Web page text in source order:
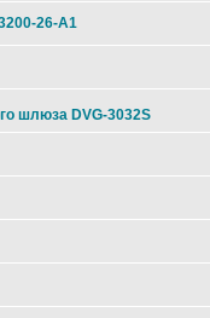
26-A1
шлюза DVG-3032S